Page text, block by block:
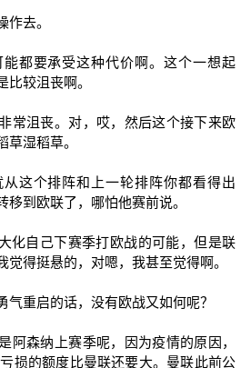
作去。
都要承受这种代价啊。这个一想起
较沮丧啊。
常沮丧。对，哎，然后这个接下来欧
湿稻草。
这个排阵和上一轮排阵你都看得出
到欧联了，哪怕他赛前说。
化自己下赛季打欧战的可能，但是联
觉得挺悬的，对嗯，我甚至觉得啊。
气重启的话，没有欧战又如何呢？
阿森纳上赛季呢，因为疫情的原因，
损的额度比曼联还要大。曼联此前公